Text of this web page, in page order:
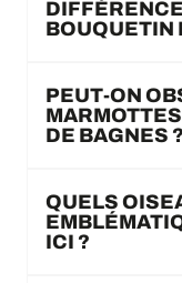
BOUQUETIN
PEUT-ON
DE BAGNES ?
QUELS
ICI ?